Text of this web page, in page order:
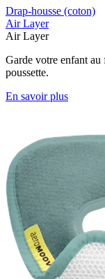
Drap-housse (coton)
Air Layer
Air Layer
Garde votre enfant au
poussette.
En savoir plus